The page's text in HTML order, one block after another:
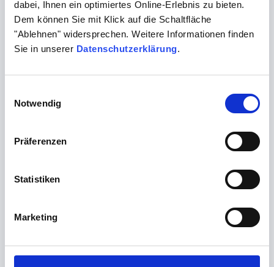
dabei, Ihnen ein optimiertes Online-Erlebnis zu bieten.
Dem können Sie mit Klick auf die Schaltfläche
"Ablehnen" widersprechen. Weitere Informationen finden
Sie in unserer Datenschutzerklärung.
Notwendig
Präferenzen
Statistiken
Marketing
Medizinproduktesicherheit